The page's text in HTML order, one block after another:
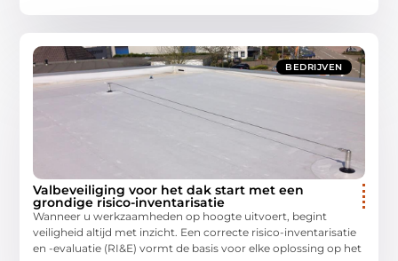
BEDRIJVEN
Valbeveiliging voor het dak start met een
grondige risico-inventarisatie
Wanneer u werkzaamheden op hoogte uitvoert, begint
veiligheid altijd met inzicht. Een correcte risico-inventarisatie
en -evaluatie (RI&E) vormt de basis voor elke oplossing op het